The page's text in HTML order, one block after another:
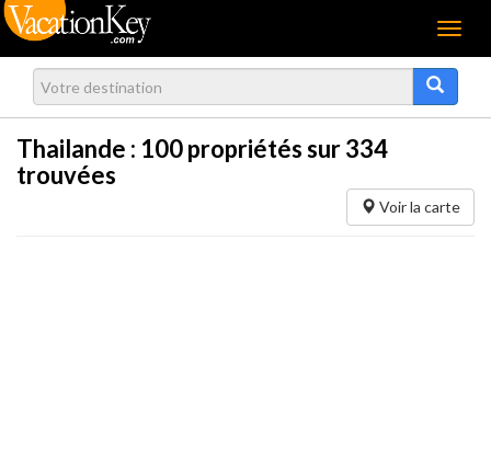
Menu
Thailande : 100propriétés sur 334
trouvées
Voir la carte